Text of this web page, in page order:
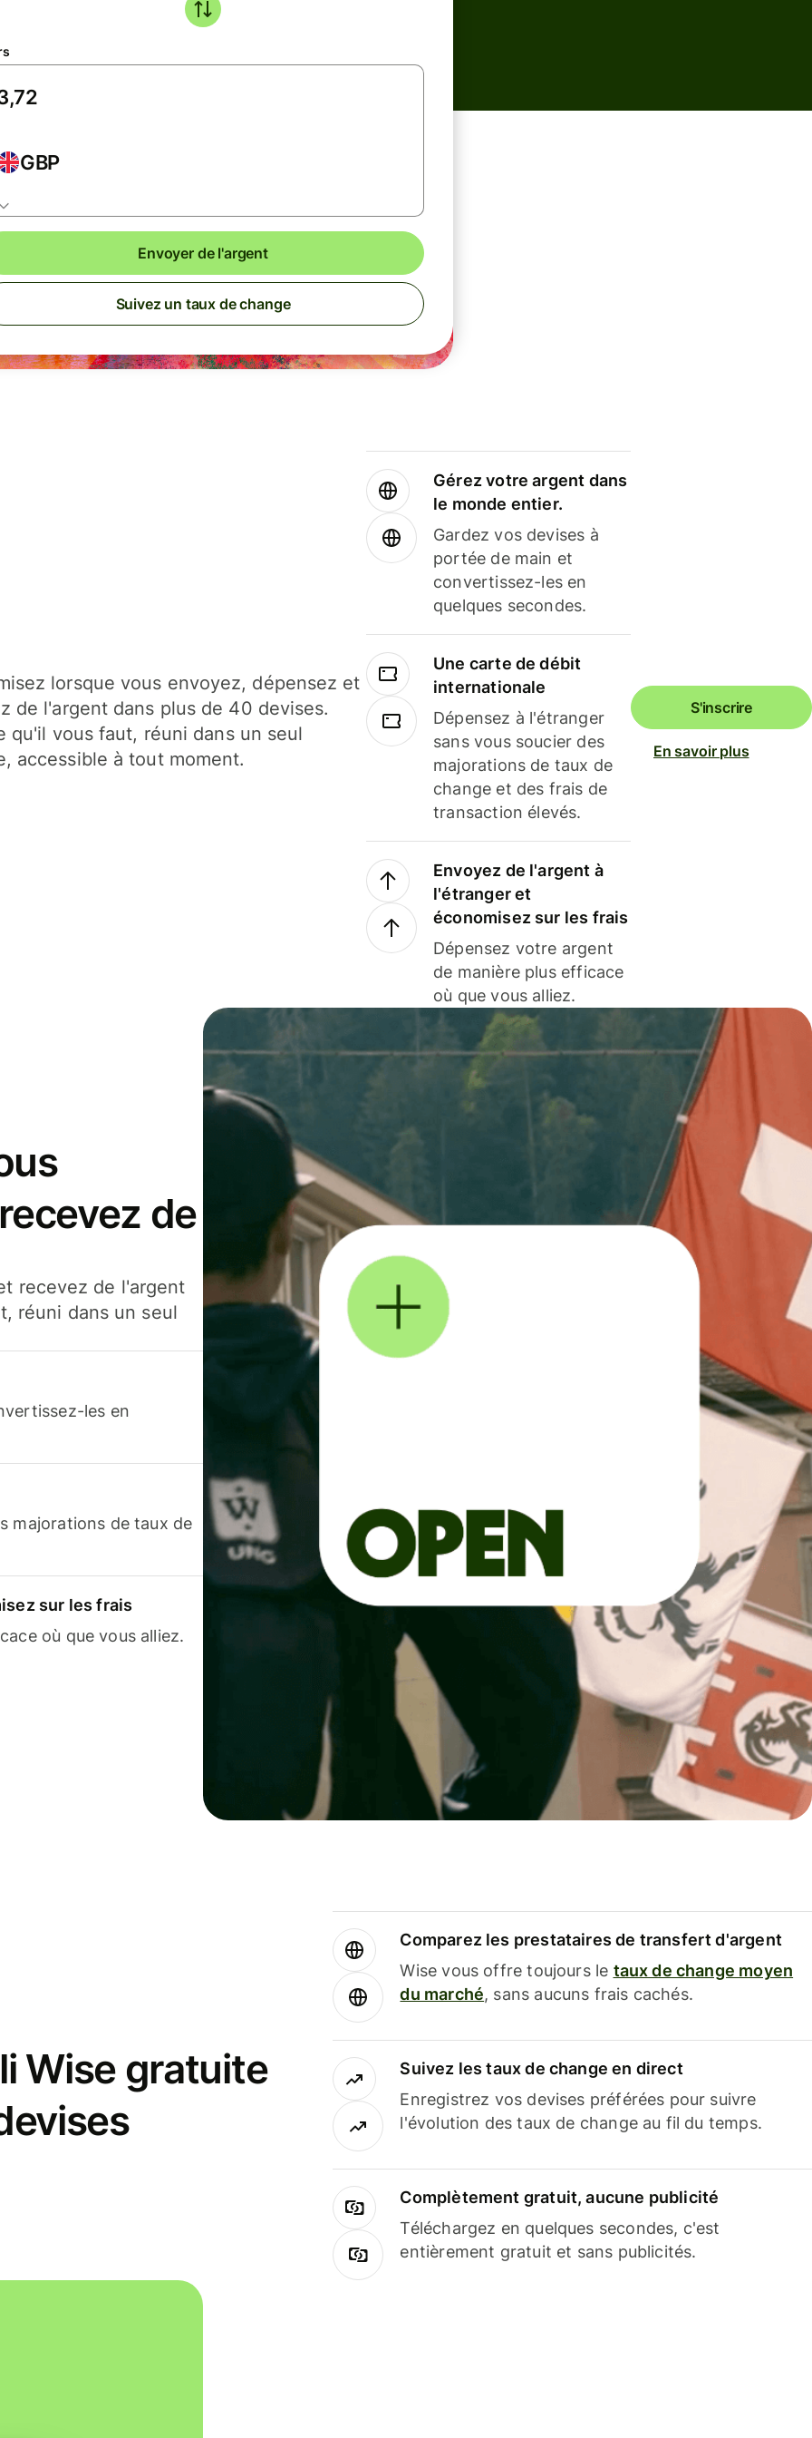
GBP
Envoyer de l'argent
Suivez un taux de change
lorsque vous envoyez, dépensez et
de l'argent dans plus de 40 devises.
qu'il vous faut, réuni dans un seul
accessible à tout moment.
Gérez votre argent dans
le monde entier.
Gardez vos devises à
portée de main et
convertissez-les en
quelques secondes.
Une carte de débit
internationale
Dépensez à l'étranger
sans vous soucier des
majorations de taux de
change et des frais de
transaction élevés.
Envoyez de l'argent à
l'étranger et
économisez sur les frais
Dépensez votre argent
de manière plus efficace
où que vous alliez.
S'inscrire
En savoir plus
de
recevez de l'argent
réuni dans un seul
les en
majorations de taux de
sur les frais
où que vous alliez.
Wise gratuite
Comparez les prestataires de transfert d'argent
Wise vous offre toujours le taux de change moyen
du marché, sans aucuns frais cachés.
Suivez les taux de change en direct
Enregistrez vos devises préférées pour suivre
l'évolution des taux de change au fil du temps.
Complètement gratuit, aucune publicité
Téléchargez en quelques secondes, c'est
entièrement gratuit et sans publicités.